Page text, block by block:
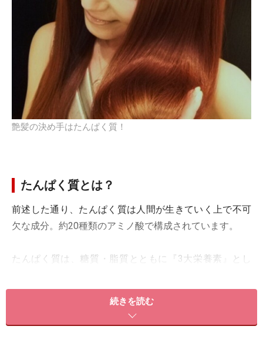
艶髪の決め手はたんぱく質！
たんぱく質とは？
前述した通り、たんぱく質は人間が生きていく上で不可
欠な成分。約20種類のアミノ酸で構成されています。
たんぱく質は、糖質・脂質とともに『3大栄養素』とし
分。摂取量の目安としては、成人であれば、1日50～60g
摂るようにしましょう。
続きを読む